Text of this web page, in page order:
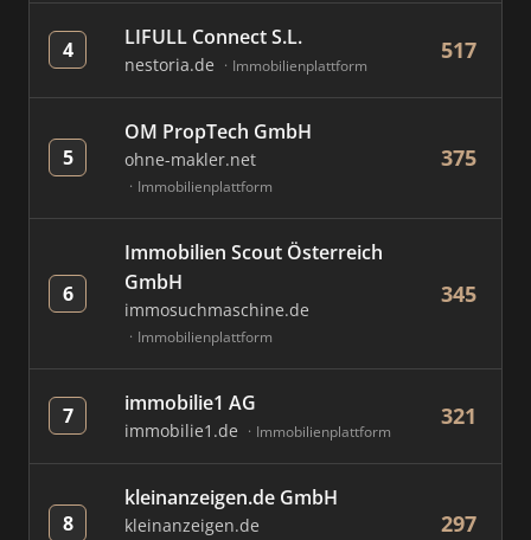
4 LIFULL Connect S.L.
nestoria.de Immobilienplattform
517
5
OM PropTech GmbH
ohne-makler.net
Immobilienplattform
375
6
Immobilien Scout Österreich
GmbH
immosuchmaschine.de
Immobilienplattform
345
7 immobilie1 AG
immobilie1.de Immobilienplattform
321
8
kleinanzeigen.de GmbH
kleinanzeigen.de 297